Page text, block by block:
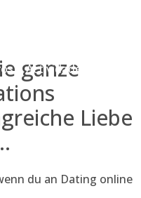
Actividades
ganze
Liebe
du an Dating online